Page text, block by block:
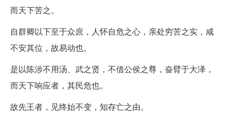
而天下苦之。
自群卿以下至于众庶，人怀自危之心，亲处穷苦之实，咸
不安其位，故易动也。
是以陈涉不用汤、武之贤，不借公侯之尊，奋臂于大泽，
而天下响应者，其民危也。
故先王者，见终始不变，知存亡之由。